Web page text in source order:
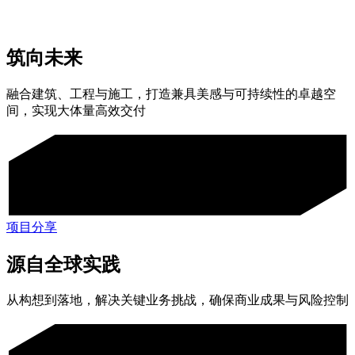
筑向未来
融合建筑、工程与施工，打造兼具美感与可持续性的卓越空
间，实现大体量高效交付
项目分享
源自全球实践
从构想到落地，解决关键业务挑战，确保商业成果与风险控制